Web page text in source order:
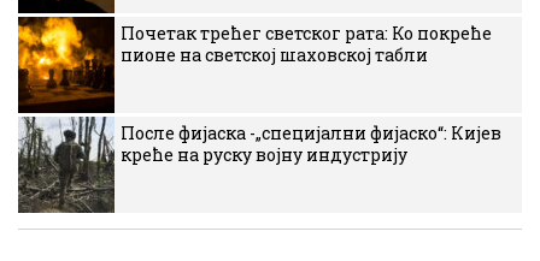
Почетак трећег светског рата: Ко покреће
пионе на светској шаховској табли
После фијаска -„специјални фијаско“: Кијев
креће на руску војну индустрију